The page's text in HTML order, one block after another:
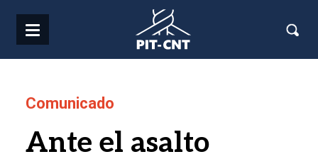
Comunicado
Ante el asalto